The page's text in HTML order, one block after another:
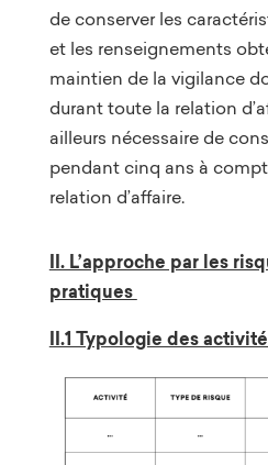
de conserver les
et les renseignements
maintien de la vigilance
durant toute la relation
ailleurs nécessaire de
pendant cinq ans à
relation d’affaire.
II. L’approche par les
pratiques
II.1 Typologie des